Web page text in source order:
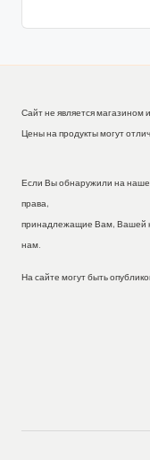
Сайт не является магазином
Цены на продукты могут
Если Вы обнаружили на
права,
принадлежащие Вам, Вашей
нам.
На сайте могут быть